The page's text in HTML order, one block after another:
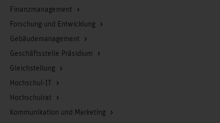
Finanzmanagement
Forschung und Entwicklung
Gebäudemanagement
Geschäftsstelle Präsidium
Gleichstellung
Hochschul-IT
Hochschulrat
Kommunikation und Marketing